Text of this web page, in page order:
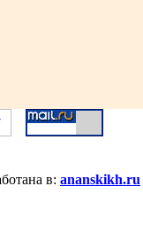
в: ananskikh.ru